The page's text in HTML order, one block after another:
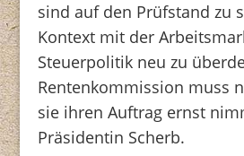
sind auf den Prüfstand zu
Kontext mit der
Steuerpolitik neu zu
Rentenkommission muss
sie ihren Auftrag ernst
Präsidentin Scherb.